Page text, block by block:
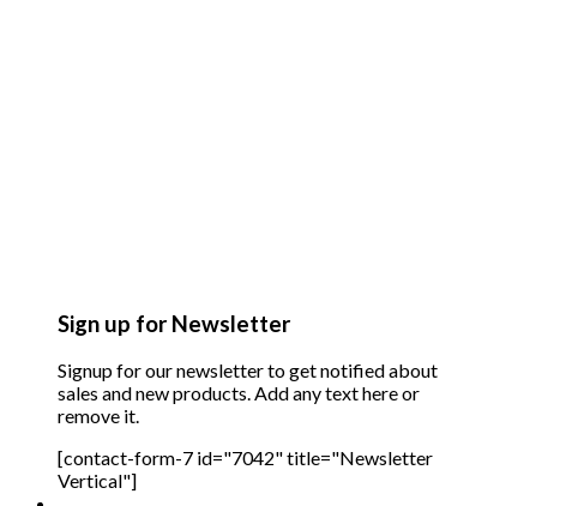
Sign up for Newsletter
Signup for our newsletter to get notified about
sales and new products. Add any text here or
remove it.
[contact-form-7 id="7042" title="Newsletter
Vertical"]